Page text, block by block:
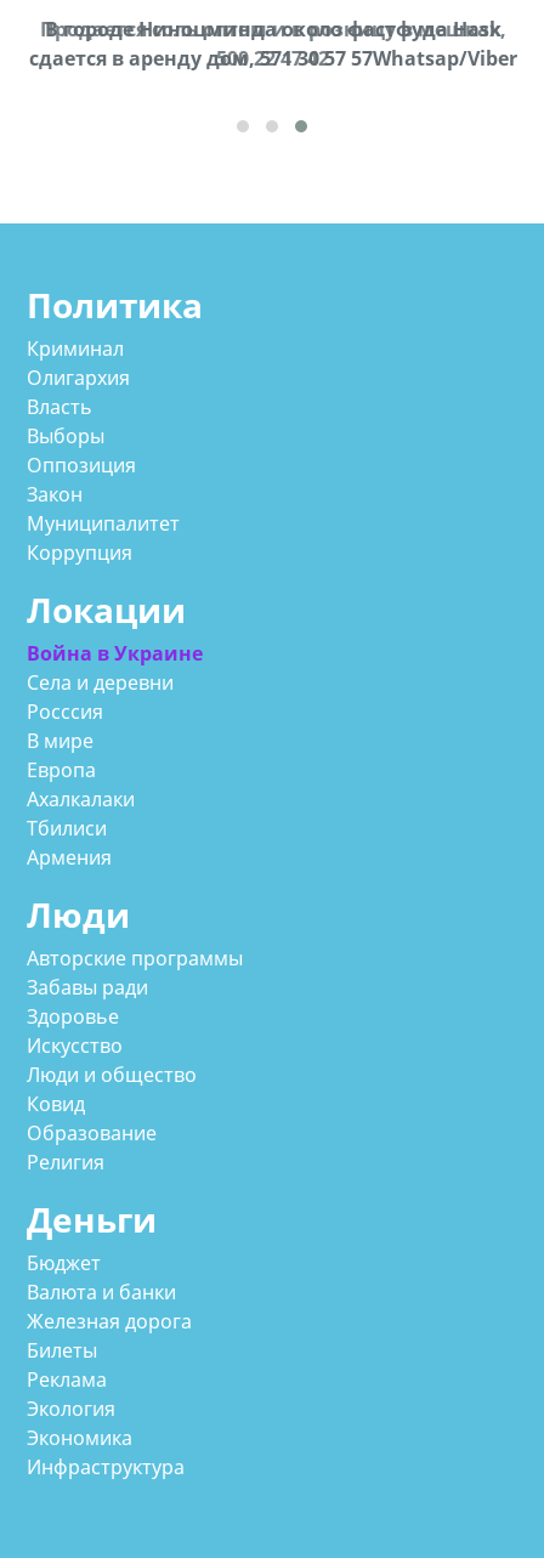
Продается соль оптом и в розницу в мешках,
500 22 47 42
В городе Ниноцминда около фастфуда Hask
cдается в аренду дом, 571 30 57 57Whatsap/Viber
Политика
Криминал
Олигархия
Власть
Выборы
Оппозиция
Закон
Муниципалитет
Коррупция
Локации
Война в Украине
Села и деревни
Росссия
В мире
Европа
Ахалкалаки
Тбилиси
Армения
Люди
Авторские программы
Забавы ради
Здоровье
Искусство
Люди и общество
Ковид
Образование
Религия
Деньги
Бюджет
Валюта и банки
Железная дорога
Билеты
Реклама
Экология
Экономика
Инфраструктура